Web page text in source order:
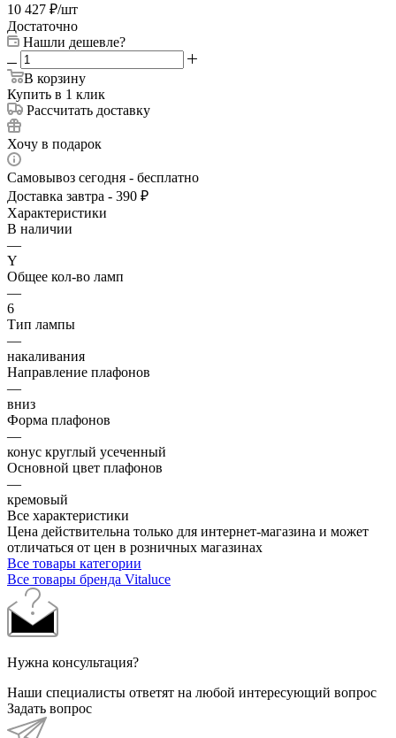
10 427 ₽/шт
Достаточно
Нашли дешевле?
В корзину
Купить в 1 клик
Рассчитать доставку
Хочу в подарок
Самовывоз сегодня - бесплатно
Доставка завтра - 390 ₽
Характеристики
В наличии
—
Y
Общее кол-во ламп
—
6
Тип лампы
—
накаливания
Направление плафонов
—
вниз
Форма плафонов
—
конус круглый усеченный
Основной цвет плафонов
—
кремовый
Все характеристики
Цена действительна только для интернет-магазина и может
отличаться от цен в розничных магазинах
Все товары категории
Все товары бренда Vitaluce
Нужна консультация?
Наши специалисты ответят на любой интересующий вопрос
Задать вопрос